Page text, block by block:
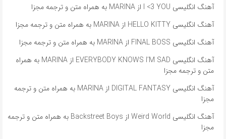
آهنگ انگلیسی I <3 YOU از MARINA به همراه متن و ترجمه مجزا
آهنگ انگلیسی HELLO KITTY از MARINA به همراه متن و ترجمه مجزا
آهنگ انگلیسی FINAL BOSS از MARINA به همراه متن و ترجمه مجزا
آهنگ انگلیسی EVERYBODY KNOWS I’M SAD از MARINA به همراه
متن و ترجمه مجزا
آهنگ انگلیسی DIGITAL FANTASY از MARINA به همراه متن و ترجمه
مجزا
آهنگ انگلیسی Weird World از Backstreet Boys به همراه متن و ترجمه
مجزا